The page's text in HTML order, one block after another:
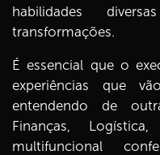
habilidades
transformações.
É essencial que o
experiências que
entendendo de
Finanças,
multifuncional